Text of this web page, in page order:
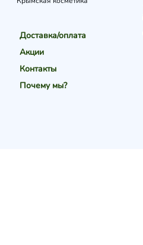
Доставка/оплата
Акции
Контакты
Почему мы?